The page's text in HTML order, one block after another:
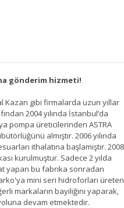
gönderim hizmeti!
Kazan gibi firmalarda uzun yıllar
2004 yılında İstanbul’da
pompa üreticilerinden ASTRA
almıştır. 2006 yılında
ithalatına başlamıştır. 2008
kurulmuştur. Sadece 2 yılda
yapan bu fabrika sonradan
mini seri hidroforları üreten
markaların bayiliğini yaparak,
devam etmektedir.